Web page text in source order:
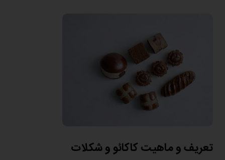
تعریف و ماهیت کاکائو و شکلات